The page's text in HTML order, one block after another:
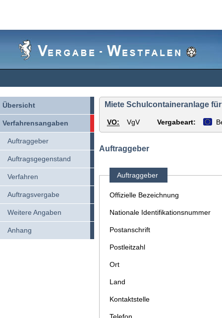
Übersicht
Verfahrensangaben
Auftraggeber
Auftragsgegenstand
Verfahren
Auftragsvergabe
Weitere Angaben
Anhang
Miete Schulcontaineranlage
VO: VgV Vergabeart:
Auftraggeber
Auftraggeber
Offizielle Bezeichnung
Nationale Identifikationsnummer
Postanschrift
Postleitzahl
Ort
Land
Kontaktstelle